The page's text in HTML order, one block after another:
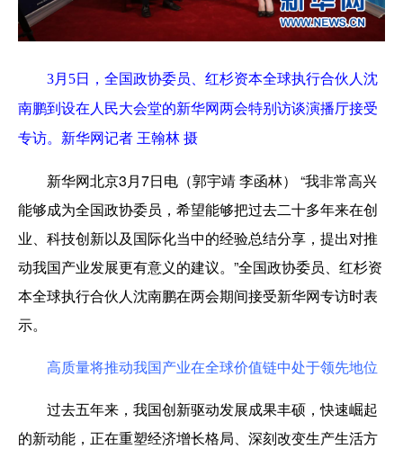
3月 5日，全国政协委员 、红杉资本全球执行合伙人沈
南鹏到设在人民大会堂的新华网两会特别访谈演播厅接受
专访。 新华网记者 王翰林 摄
新华网北京3月7日电 （郭宇靖 李函林）
“我非常高兴
能够成为全国政协委员，希望能够把过去二十多年来在创
业、科技创新以及国际化当中的经验总结分享，提出对推
动我国产业发展更有意义的建议。”全国政协委员、红杉资
本全球执行合伙人沈南鹏在两会期间接受新华网专访时表
示。
高质量将推动我国产业在全球价值链中处于领先地位
过去五年来，我国创新驱动发展成果丰硕，快速崛起
的新动能，正在重塑经济增长格局、深刻改变生产生活方